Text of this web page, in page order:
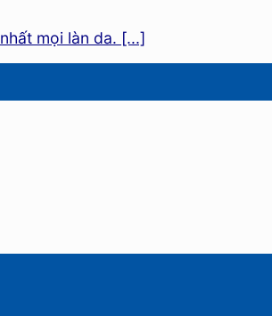
mọi làn da. [...]